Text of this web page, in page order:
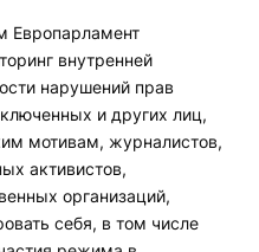
Европарламент
внутренней
нарушений прав
и других лиц,
мотивам, журналистов,
активистов,
организаций,
себя, в том числе